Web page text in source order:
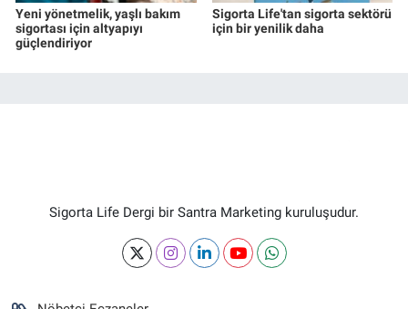
Yeni yönetmelik, yaşlı bakım
sigortası için altyapıyı
güçlendiriyor
Sigorta Life'tan sigorta sektörü
için bir yenilik daha
Sigorta Life Dergi bir Santra Marketing kuruluşudur.